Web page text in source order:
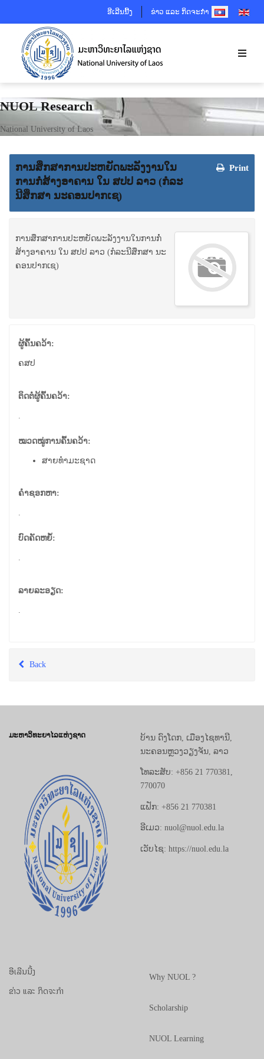
ອີເລີນນີ້ງ ຂ່າວ ແລະ ກິດຈະກຳSELECT YOUR
NUOL Research
National University of Laos
Print
​ການ​ສຶກ​ສາ​ການ​ປະ​ຫຍັດ​ພະ​ລັງ​ງ​ານ​ໃນ​
ການ​ກໍ່​ສ້າງ​ອາ​ຄານ ໃນ ສ​ປ​ປ ລາວ (ກໍ​ລະ​
ນີ​ສຶກ​ສາ ນະ​ຄອນ​ປາ​ກ​ເຊ)
​ການ​ສຶກ​ສາ​ການ​ປະ​ຫຍັດ​ພະ​ລັງ​ງ​ານ​ໃນ​ການ​ກໍ່​
ສ້າງ​ອາ​ຄານ ໃນ ສ​ປ​ປ ລາວ (ກໍ​ລະ​ນີ​ສຶກ​ສາ ນະ​
ຄອນ​ປາ​ກ​ເຊ)
ຜູ້ຄົ້ນຄວ້າ:
ຄ​ສ​ປ
ຕິດຕໍ່ຜູ້ຄົ້ນຄວ້າ:
ໝວດໝູ່ການຄົ້ນຄວ້າ:
ສາຍທຳມະຊາດ
ຄຳຊອກຫາ:
.
ບົດຄັດຫຍໍ້:
.
ລາຍລະອຽດ:
Back
ມະຫາວິທະຍາໄລແຫ່ງຊາດ
ບ້ານ ດົງໂດກ, ເມືອງໄຊທານີ,
ນະຄອນຫຼວງວຽງຈັນ, ລາວ
ໂທລະສັບ: +856 21 770381,
770070
ແຟັກ: +856 21 770381
ອີເມວ: nuol@nuol.edu.la
ເວັບໄຊ: https://nuol.edu.la
ອີເລີນນີ້ງ
ຂ່າວ ແລະ ກິດຈະກຳ
Why NUOL ?
Scholarship
NUOL Learning